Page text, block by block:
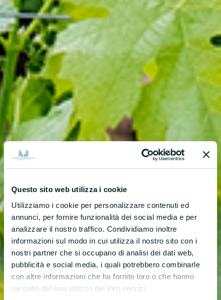
Questo sito web utilizza i cookie
Utilizziamo i cookie per personalizzare contenuti ed
annunci, per fornire funzionalità dei social media e per
analizzare il nostro traffico. Condividiamo inoltre
informazioni sul modo in cui utilizza il nostro sito con i
nostri partner che si occupano di analisi dei dati web,
pubblicità e social media, i quali potrebbero combinarle
con altre informazioni che ha fornito loro o che hanno
raccolto dal suo utilizzo dei loro servizi.